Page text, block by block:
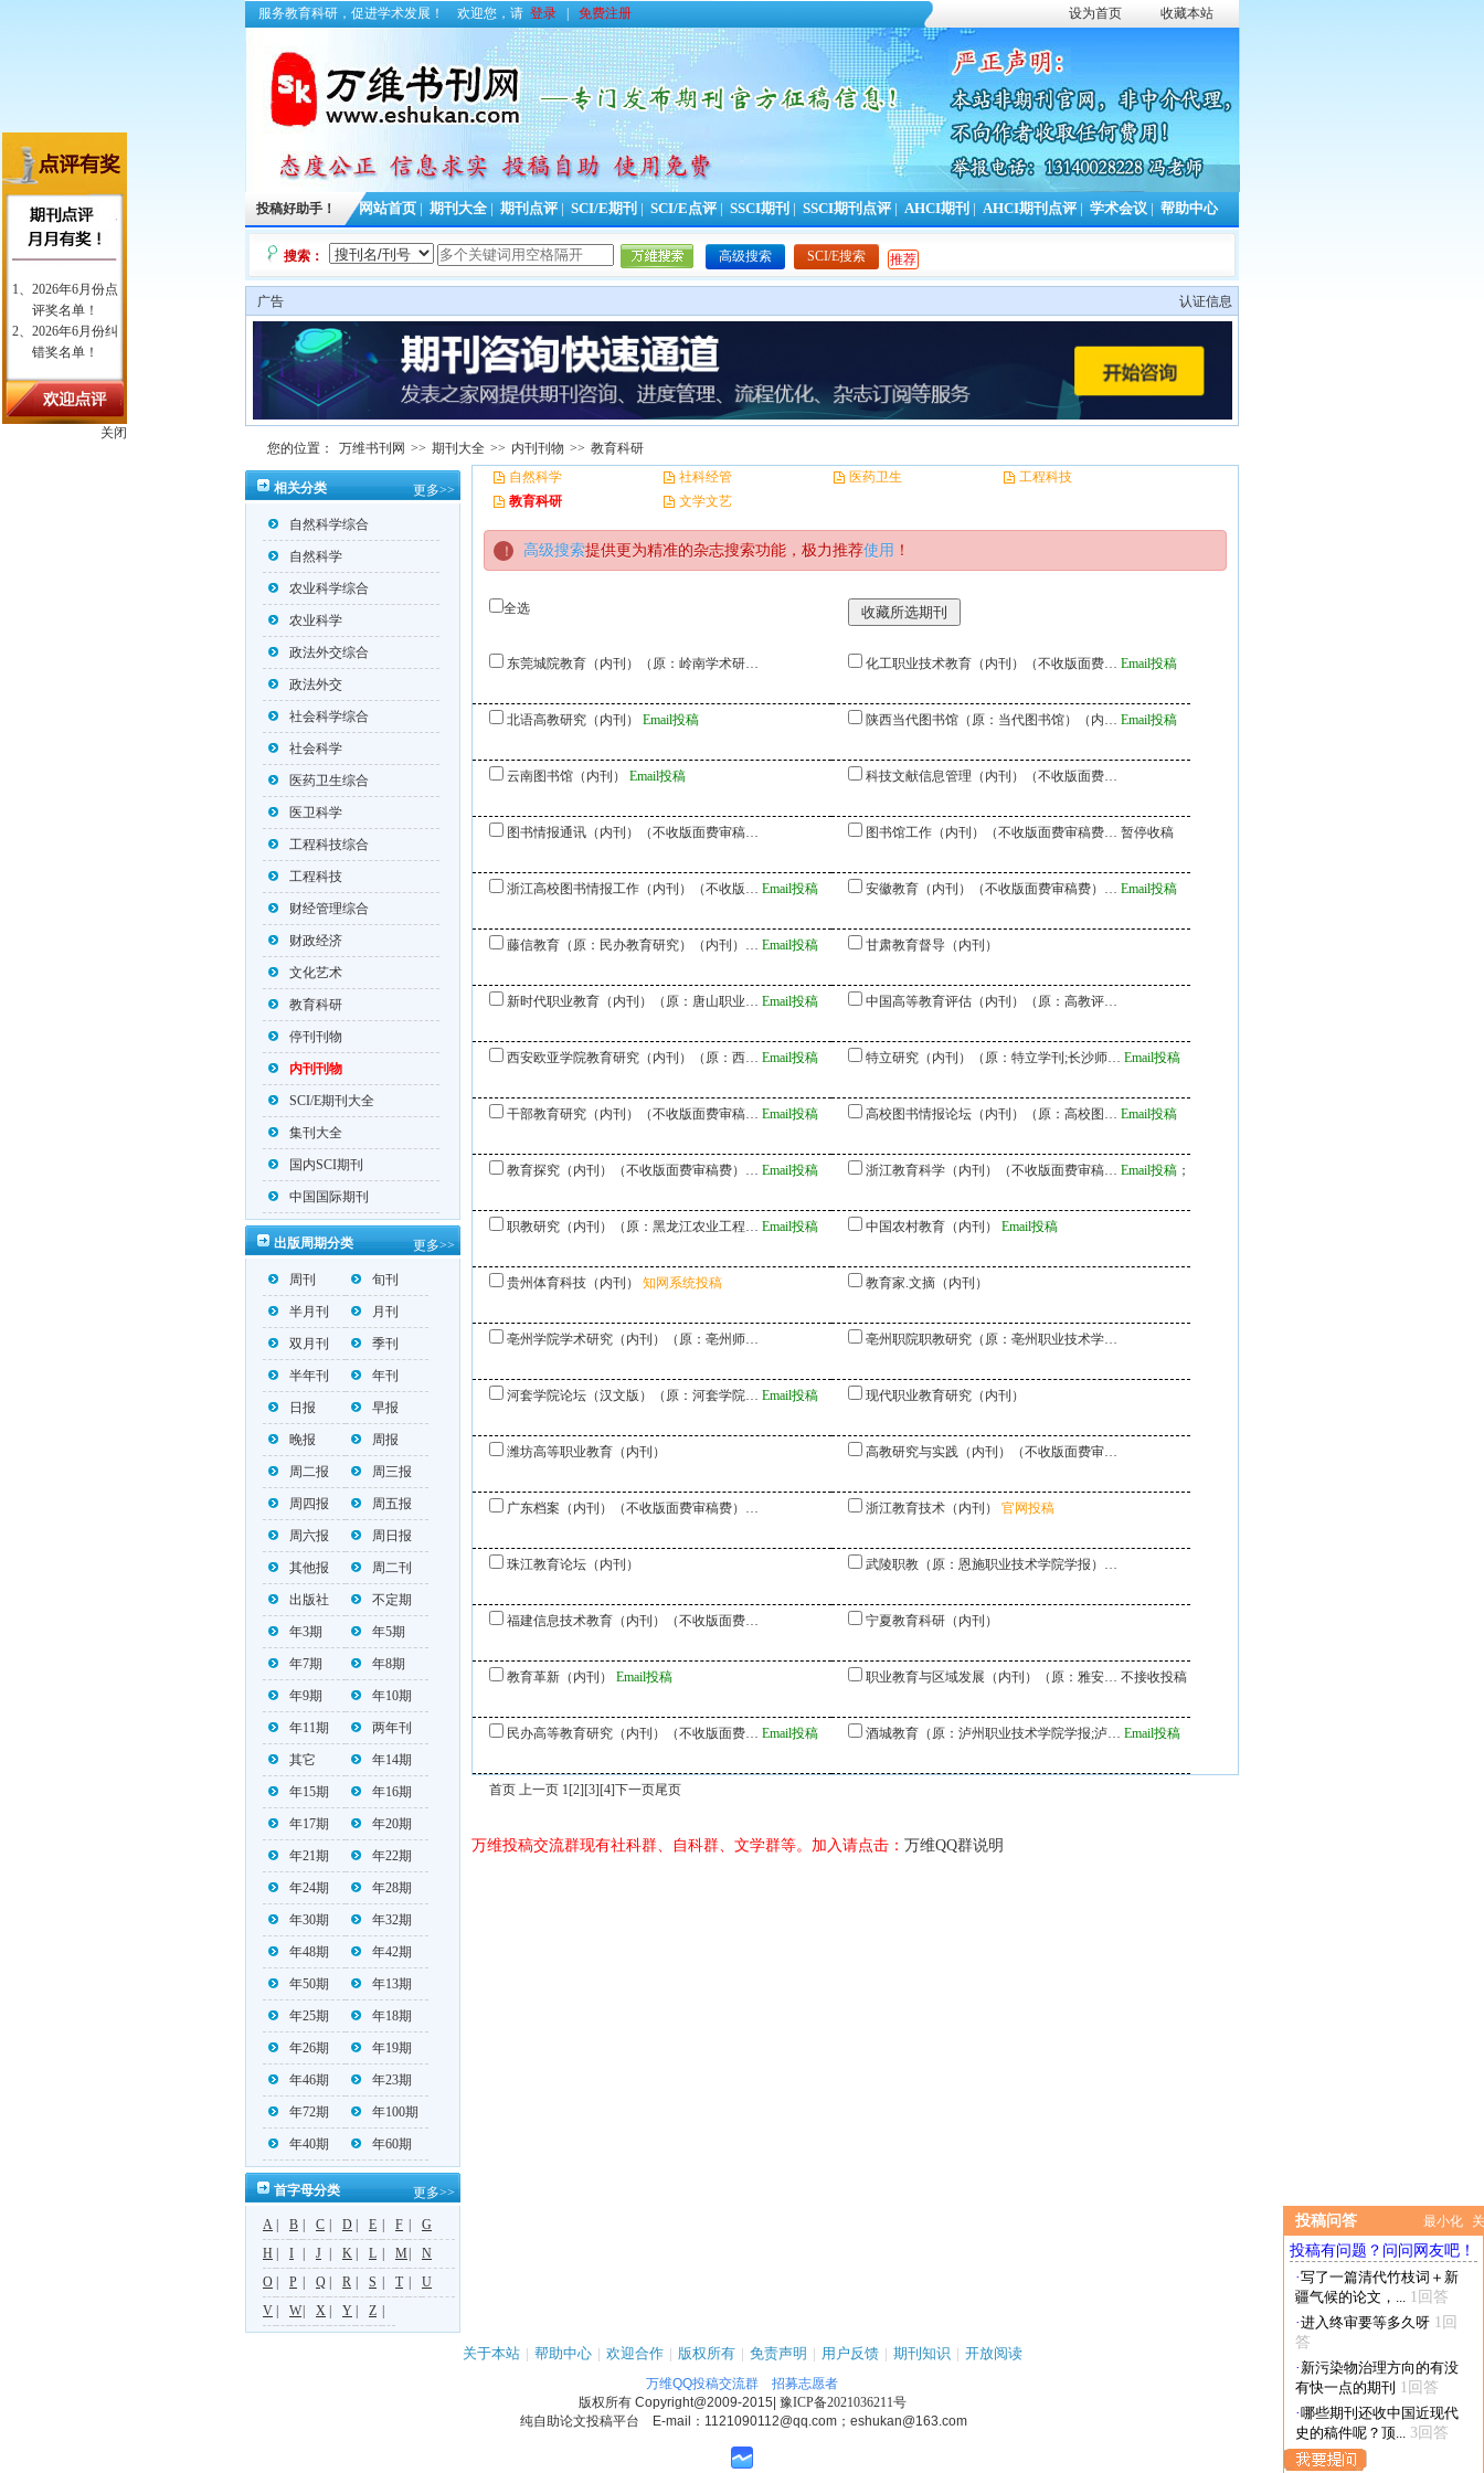
关闭
服务教育科研，促进学术发展！ 欢迎您，请 登录 免费注册 设为首页 收藏本站
投稿好助手！ 网站首页 期刊大全 期刊点评 SCI/E期刊 SCI/E点评 SSCI期刊 SSCI期刊点评 AHCI期刊 AHCI期刊点评 学术会议 帮助中心
搜索： 高级搜索 SCI/E搜索 推荐
投稿问答 最小化
投稿有问题？问问网友吧！
·写了一篇清代竹枝词＋新
疆气候的论文，... 1回答
·进入终审要等多久呀 1回
答
· 新污染物治理方向的有没
有快一点的期刊 1回答
·哪些期刊还收中国近现代
史的稿件呢？顶... 3回答
认证信息
广告
您的位置： 万维书刊网 >> 期刊大全 >> 内刊刊物 >> 教育科研
相关分类 更多>>
自然科学综合
自然科学
农业科学综合
农业科学
政法外交综合
政法外交
社会科学综合
社会科学
医药卫生综合
医卫科学
工程科技综合
工程科技
财经管理综合
财政经济
文化艺术
教育科研
停刊刊物
内刊刊物
SCI/E期刊大全
集刊大全
国内SCI期刊
中国国际期刊
出版周期分类 更多>>
周刊 旬刊
半月刊 月刊
双月刊 季刊
半年刊 年刊
日报 早报
晚报 周报
周二报 周三报
周四报 周五报
周六报 周日报
其他报 周二刊
出版社 不定期
年3期 年5期
年7期 年8期
年9期 年10期
年11期 两年刊
其它 年14期
年15期 年16期
年17期 年20期
年21期 年22期
年24期 年28期
年30期 年32期
年48期 年42期
年50期 年13期
年25期 年18期
年26期 年19期
年46期 年23期
年72期 年100期
年40期 年60期
首字母分类 更多>>
A B C D E F
G
H
I J K L M
N
O
P Q R S T
U
V
W X Y Z
自然科学 社科经管 医药卫生
工程科技
教育科研
文学文艺
高级搜索提供更为精准的杂志搜索功能，极力推荐使用 ！
全选
东莞城院教育（内刊）（原：岭南学术研… 化工职业技术教育（内刊）（不收版面费… Email投稿
北语高教研究（内刊） Email投稿 陕西当代图书馆（原：当代图书馆）（内… Email投稿
云南图书馆（内刊） Email投稿 科技文献信息管理（内刊）（不收版面费…
图书情报通讯（内刊）（不收版面费审稿… 图书馆工作（内刊）（不收版面费审稿费… 暂停收稿
浙江高校图书情报工作（内刊）（不收版… Email投稿 安徽教育（内刊）（不收版面费审稿费）… Email投稿
藤信教育（原：民办教育研究）（内刊）… Email投稿 甘肃教育督导（内刊）
新时代职业教育（内刊）（原：唐山职业… Email投稿 中国高等教育评估（内刊）（原：高教评…
西安欧亚学院教育研究（内刊）（原：西… Email投稿 特立研究（内刊）（原：特立学刊;长沙师… Email投稿
干部教育研究（内刊）（不收版面费审稿… Email投稿 高校图书情报论坛（内刊）（原：高校图… Email投稿
教育探究（内刊）（不收版面费审稿费）… Email投稿 浙江教育科学（内刊）（不收版面费审稿… Email投稿 ；
职教研究（内刊）（原：黑龙江农业工程… Email投稿 中国农村教育（内刊） Email投稿
贵州体育科技（内刊） 知网系统投稿 教育家.文摘（内刊）
亳州学院学术研究（内刊）（原：亳州师… 亳州职院职教研究（原：亳州职业技术学…
河套学院论坛（汉文版）（原：河套学院… Email投稿 现代职业教育研究（内刊）
潍坊高等职业教育（内刊） 高教研究与实践（内刊）（不收版面费审…
广东档案（内刊）（不收版面费审稿费）… 浙江教育技术（内刊） 官网投稿
珠江教育论坛（内刊） 武陵职教（原：恩施职业技术学院学报）…
福建信息技术教育（内刊）（不收版面费… 宁夏教育科研（内刊）
教育革新（内刊） Email投稿 职业教育与区域发展（内刊）（原：雅安… 不接收投稿
民办高等教育研究（内刊）（不收版面费… Email投稿 酒城教育（原：泸州职业技术学院学报;泸… Email投稿
首页 上一页 1[2][3][4]下一页尾页
万维投稿交流群现有社科群、自科群、文学群等。加入请点击： 万维QQ群说明
关于本站 | 帮助中心 | 欢迎合作 | 版权所有 | 免责声明 | 用户反馈 | 期刊知识 | 开放阅读
万维QQ投稿交流群
招募志愿者
版权所有 Copyright@2009-2015 豫ICP备2021036211号
纯自助论文投稿平台 E-mail：1121090112@qq.com；eshukan@163.com